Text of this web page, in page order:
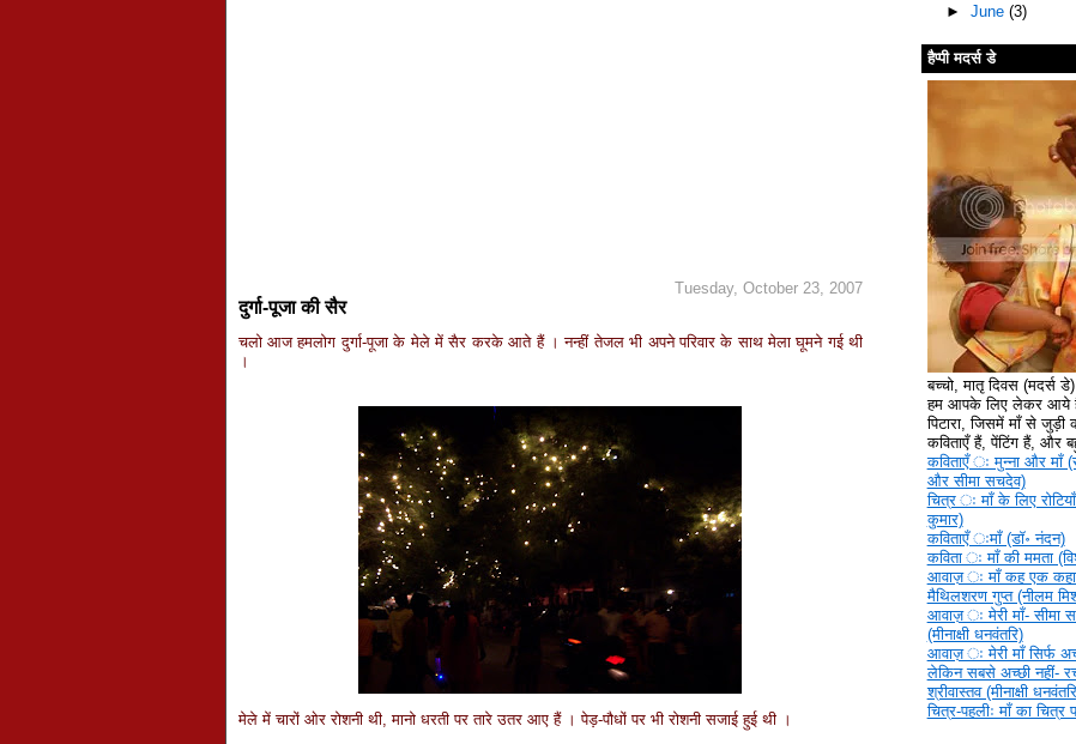
Tuesday, October 23, 2007
दुर्गा-पूजा की सैर
चलो आज हमलोग दुर्गा-पूजा के मेले में सैर करके आते हैं । नन्हीं तेजल भी अपने परिवार के साथ मेला घूमने गई थी
।
मेले में चारों ओर रोशनी थी, मानो धरती पर तारे उतर आए हैं । पेड़-पौधों पर भी रोशनी सजाई हुई थी ।
► June (3)
हैप्पी मदर्स डे
बच्चो, मातृ दिवस (मदर्स
हम आपके लिए लेकर आये
पिटारा, जिसमें माँ से जुड़ी
कविताएँ हैं, पेंटिंग हैं, और
कविताएँ ‍ः मुन्ना और माँ
और सीमा सचदेव)
चित्र ‍ः माँ के लिए
कुमार)
कविताएँ ‍ःमाँ (डॉ॰ नंदन)
कविता ‍ः माँ की ममता
आवाज़ ‍ः माँ कह एक
मैथिलशरण गुप्त (नीलम
आवाज़ ‍ः मेरी माँ- सीमा
(मीनाक्षी धनवंतरि)
आवाज़ ‍ः मेरी माँ सिर्फ
लेकिन सबसे अच्छी नहीं-
श्रीवास्तव (मीनाक्षी
चित्र-पहलीः माँ का चित्र